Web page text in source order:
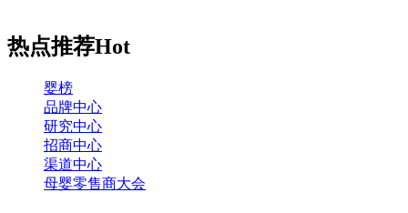
热点推荐Hot
婴榜
品牌中心
研究中心
招商中心
渠道中心
母婴零售商大会